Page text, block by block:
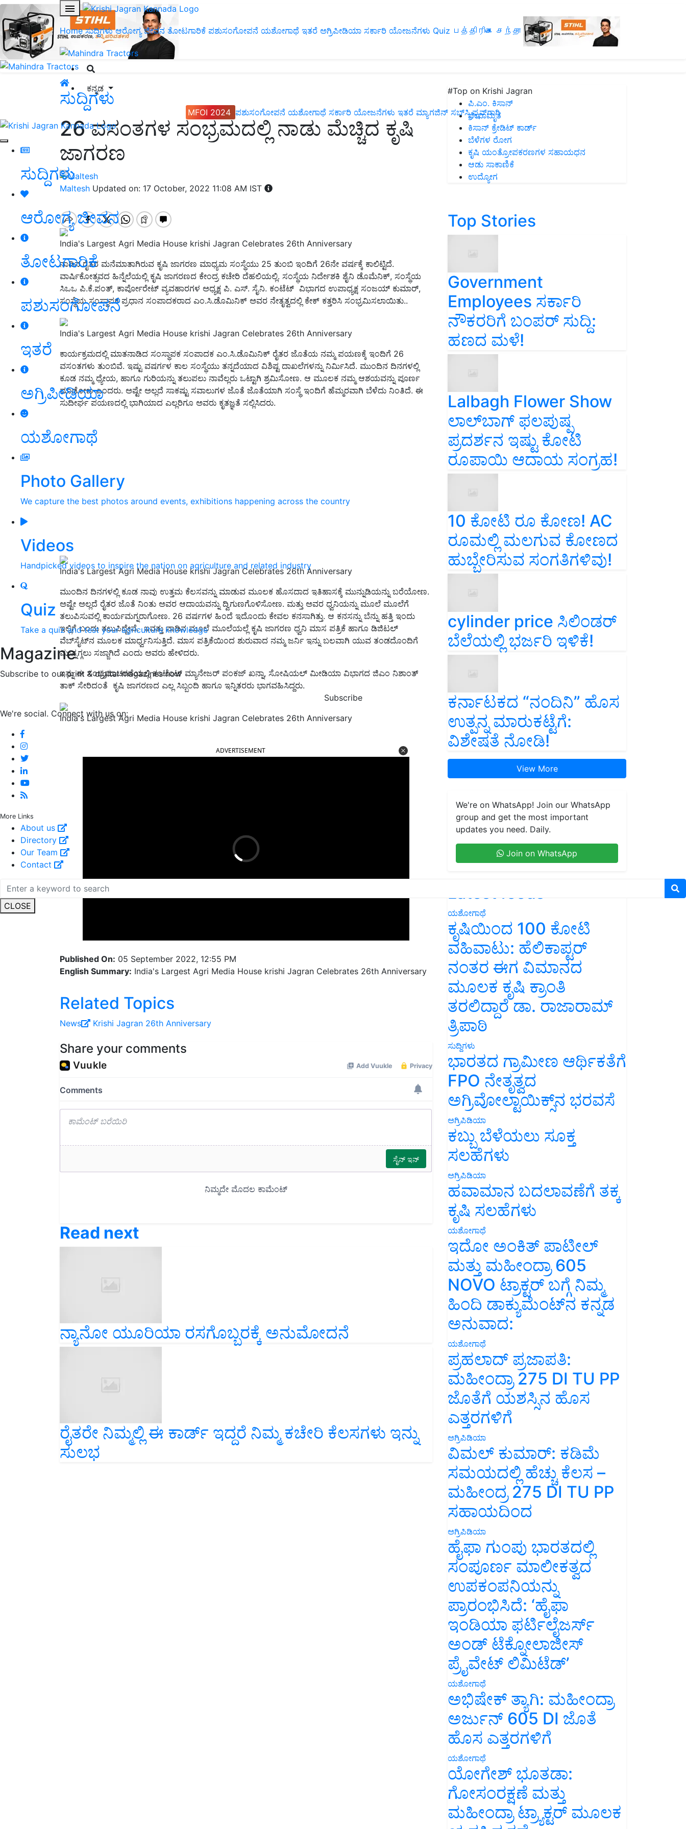
Home ಸುದ್ದಿಗಳು ಆರೋಗ್ಯ ಜೀವನ ತೋಟಗಾರಿಕೆ ಪಶುಸಂಗೋಪನೆ ಯಶೋಗಾಥೆ ಇತರೆ ಅಗ್ರಿಪೀಡಿಯಾ ಸರ್ಕಾರಿ ಯೋಜನೆಗಳು Quiz பத்திரிகை சந்தா
ಕನ್ನಡ
MFOI 2024 ಪಶುಸಂಗೋಪನೆ ಯಶೋಗಾಥೆ ಸರ್ಕಾರಿ ಯೋಜನೆಗಳು ಇತರೆ ಮ್ಯಾಗಜಿನ್‌ ಸಬ್‌ಸ್ಕ್ರಿಪ್ಷನ್‌ಗಾಗಿ
ಸುದ್ದಿಗಳು
ಆರೋಗ್ಯ ಜೀವನ
ತೋಟಗಾರಿಕೆ
ಪಶುಸಂಗೋಪನೆ
ಇತರೆ
ಅಗ್ರಿಪೀಡಿಯಾ
ಯಶೋಗಾಥೆ
Photo Gallery
We capture the best photos around events, exhibitions happening across the country
Videos
Handpicked videos to inspire the nation on agriculture and related industry
Quiz
Take a quiz and test your agriculture knowledge
Magazine
Subscribe to our print & digital magazines now
Subscribe
We're social. Connect with us on:
More Links
About us
Directory
Our Team
Contact
CLOSE
ಸುದ್ದಿಗಳು
26 ವಸಂತಗಳ ಸಂಭ್ರಮದಲ್ಲಿ ನಾಡು ಮೆಚ್ಚಿದ ಕೃಷಿ
ಜಾಗರಣ
Maltesh Updated on: 17 October, 2022 11:08 AM IST
India's Largest Agri Media House krishi Jagran Celebrates 26th Anniversary
ನಾಡಿನ ರೈತರ ಮನೆಮಾತಾಗಿರುವ ಕೃಷಿ ಜಾಗರಣ ಮಾಧ್ಯಮ ಸಂಸ್ಥೆಯು 25 ತುಂಬಿ ಇಂದಿಗೆ 26ನೇ ವರ್ಷಕ್ಕೆ ಕಾಲಿಟ್ಟಿದೆ.
ವಾರ್ಷಿಕೋತ್ಸವದ ಹಿನ್ನೆಲೆಯಲ್ಲಿ ಕೃಷಿ ಜಾಗರಣದ ಕೇಂದ್ರ ಕಚೇರಿ ದೆಹಲಿಯಲ್ಲಿ. ಸಂಸ್ಥೆಯ ನಿರ್ದೇಶಕಿ ಶೈನಿ ಡೊಮೆನಿಕ್‌, ಸಂಸ್ಥೆಯ
ಸಿಒಒ ಪಿ.ಕೆ.ಪಂತ್‌, ಕಾರ್ಪೋರೇಟ್‌ ವ್ಯವಹಾರಗಳ ಅಧ್ಯಕ್ಷ ಪಿ. ಎಸ್‌. ಸೈನಿ. ಕಂಟೆಟ್‌ ವಿಭಾಗದ ಉಪಾಧ್ಯಕ್ಷ ಸಂಜಯ್‌ ಕುಮಾರ್‌,
ಸಂಸ್ಥೆಯ ಸಂಸ್ಥಾಪಕ ಪ್ರಧಾನ ಸಂಪಾದಕರಾದ ಎಂ.ಸಿ.ಡೊಮಿನಿಕ್‌ ಅವರ ನೇತೃತ್ವದಲ್ಲಿ ಕೇಕ್ ಕತ್ತರಿಸಿ ಸಂಭ್ರಮಿಸಲಾಯಿತು..
India's Largest Agri Media House krishi Jagran Celebrates 26th Anniversary
ಕಾರ್ಯಕ್ರಮದಲ್ಲಿ ಮಾತನಾಡಿದ ಸಂಸ್ಥಾಪಕ ಸಂಪಾದಕ ಎಂ.ಸಿ.ಡೊಮಿನಿಕ್‌ ರೈತರ ಜೊತೆಯ ನಮ್ಮ ಪಯಣಕ್ಕೆ ಇಂದಿಗೆ 26
ವಸಂತಗಳು ತುಂಬಿವೆ. ಇಷ್ಟು ವಷರ್ಗಳ ಕಾಲ ಸಂಸ್ಥೆಯು ತನ್ನದೆಯಾದ ವಿಶಿಷ್ಟ ದಾಖಲೆಗಳನ್ನು ನಿರ್ಮಿಸಿದೆ. ಮುಂದಿನ ದಿನಗಳಲ್ಲಿ
ಕೂಡ ನಮ್ಮ ಧ್ಯೇಯ, ಹಾಗೂ ಗುರಿಯನ್ನು ತಲುಪಲು ನಾವೆಲ್ಲರು ಒಟ್ಟಾಗಿ ಶ್ರಮಿಸೋಣ. ಆ ಮೂಲಕ ನಮ್ಮ ಆಶಯವನ್ನು ಪೂರ್ಣ
ಮಾಡೋಣ ಎಂದರು. ಅಷ್ಟೇ ಅಲ್ಲದೆ ಸಾಕಷ್ಟು ಸವಾಲುಗಳ ಜೊತೆ ಜೊತೆಯಾಗಿ ಸಂಸ್ಥೆ ಇಂದಿಗೆ ಹೆಮ್ಮರವಾಗಿ ಬೆಳೆದು ನಿಂತಿದೆ. ಈ
ಸುದೀರ್ಘ ಪಯಣದಲ್ಲಿ ಭಾಗಿಯಾದ ಎಲ್ಲರಿಗೂ ಅವರು ಕೃತಜ್ಞತೆ ಸಲ್ಲಿಸಿದರು.
India's Largest Agri Media House krishi Jagran Celebrates 26th Anniversary
ಮುಂದಿನ ದಿನಗಳಲ್ಲಿ ಕೂಡ ನಾವು ಉತ್ತಮ ಕೆಲಸವನ್ನು ಮಾಡುವ ಮೂಲಕ ಹೊಸದಾದ ಇತಿಹಾಸಕ್ಕೆ ಮುನ್ನುಡಿಯನ್ನು ಬರೆಯೋಣ.
ಅಷ್ಟೇ ಅಲ್ಲದೆ ರೈತರ ಜೊತೆ ನಿಂತು ಅವರ ಆದಾಯವನ್ನು ದ್ವಿಗುಣಗೊಳಿಸೋಣ. ಮತ್ತು ಅವರ ಧ್ವನಿಯನ್ನು ಮೂಲೆ ಮೂಲೆಗೆ
ತಲುಪಿಸುವಲ್ಲಿ ಕಾರ್ಯಮಗ್ನರಾಗೋಣ. 26 ವರ್ಷಗಳ ಹಿಂದೆ ಇದೊಂದು ಕೇವಲ ಕನಸಾಗಿತ್ತು. ಆ ಕನಸನ್ನು ಬೆನ್ನು ಹತ್ತಿ ಇಂದು
ಇಲ್ಲಿಗೆ ಬಂದು ತಲುಪಿದ್ದೇವೆ. ಇವತ್ತು ನಾಡಿನ ಮೂಲೆ ಮೂಲೆಯಲ್ಲೆ ಕೃಷಿ ಜಾಗರಣ ಧ್ವನಿ ಮಾಸ ಪತ್ರಿಕೆ ಹಾಗೂ ಡಿಜಿಟಲ್‌
ವೆಬ್‌ಸೈಟ್‌ನ ಮೂಲಕ ಮಾರ್ಧ್ವನಿಸುತ್ತಿದೆ. ಮಾಸ ಪತ್ರಿಕೆಯಿಂದ ಶುರುವಾದ ನಮ್ಮ ಜರ್ನಿ ಇನ್ನು ಬಲವಾಗಿ ಯುವ ತಂಡದೊಂದಿಗೆ
ಮುನ್ನಗ್ಗಲು ಸಜ್ಜಾಗಿದೆ ಎಂದು ಅವರು ಹೇಳಿದರು.
ಇನ್ನು ಈ ಸಂಭ್ರಮಾಚರಣೆಯಲ್ಲಿ ಕಂಟೆಂಟ್‌ ಮ್ಯಾನೇಜರ್‌ ಪಂಕಜ್‌ ಖನ್ನಾ, ಸೋಷಿಯಲ್‌ ಮೀಡಿಯಾ ವಿಭಾಗದ ಜಿಎಂ ನಿಶಾಂತ್‌
ತಾಕ್‌ ಸೇರಿದಂತೆ ಕೃಷಿ ಜಾಗರಣದ ಎಲ್ಲ ಸಿಬ್ಬಂದಿ ಹಾಗೂ ಇನ್ನಿತರರು ಭಾಗವಹಿಸಿದ್ದರು.
India's Largest Agri Media House krishi Jagran Celebrates 26th Anniversary
English Summary:India's Largest Agri Media House krishi Jagran Celebrates 26th Anniversary
Related Topics
News Krishi Jagran 26th Anniversary
ನ್ಯಾನೋ ಯೂರಿಯಾ ರಸಗೊಬ್ಬರಕ್ಕೆ ಅನುಮೋದನೆ
ರೈತರೇ ನಿಮ್ಮಲ್ಲಿ ಈ ಕಾರ್ಡ್‌ ಇದ್ದರೆ ನಿಮ್ಮ ಕಚೇರಿ ಕೆಲಸಗಳು ಇನ್ನು
ಸುಲಭ
#Top on Krishi Jagran
ಪಿ.ಎಂ. ಕಿಸಾನ್
ಜೀವಾಮೃತ
ಕಿಸಾನ್ ಕ್ರೇಡಿಟ್ ಕಾರ್ಡ್
ಬೆಳೆಗಳ ರೋಗ
ಕೃಷಿ ಯಂತ್ರೋಪಕರಣಗಳ ಸಹಾಯಧನ
ಆಡು ಸಾಕಾಣಿಕೆ
ಉದ್ಯೋಗ
Top Stories
Government
Employees ಸರ್ಕಾರಿ
ನೌಕರರಿಗೆ ಬಂಪರ್‌ ಸುದ್ದಿ:
ಹಣದ ಮಳೆ!
Lalbagh Flower Show
ಲಾಲ್‌ಬಾಗ್ ಫಲಪುಷ್ಪ
ಪ್ರದರ್ಶನ ಇಷ್ಟು ಕೋಟಿ
ರೂಪಾಯಿ ಆದಾಯ ಸಂಗ್ರಹ!
10 ಕೋಟಿ ರೂ ಕೋಣ! AC
ರೂಮಲ್ಲಿ ಮಲಗುವ ಕೋಣದ
ಹುಬ್ಬೇರಿಸುವ ಸಂಗತಿಗಳಿವು!
cylinder price ಸಿಲಿಂಡರ್‌
ಬೆಲೆಯಲ್ಲಿ ಭರ್ಜರಿ ಇಳಿಕೆ!
ಕರ್ನಾಟಕದ “ನಂದಿನಿ” ಹೊಸ
ಉತ್ಪನ್ನ ಮಾರುಕಟ್ಟೆಗೆ:
ವಿಶೇಷತೆ ನೋಡಿ!
View More
We're on WhatsApp! Join our WhatsApp
group and get the most important
updates you need. Daily.
Join on WhatsApp
Latest feeds
ಯಶೋಗಾಥೆ
ಕೃಷಿಯಿಂದ 100 ಕೋಟಿ
ವಹಿವಾಟು: ಹೆಲಿಕಾಪ್ಟರ್
ನಂತರ ಈಗ ವಿಮಾನದ
ಮೂಲಕ ಕೃಷಿ ಕ್ರಾಂತಿ
ತರಲಿದ್ದಾರೆ ಡಾ. ರಾಜಾರಾಮ್
ತ್ರಿಪಾಠಿ
ಸುದ್ದಿಗಳು
ಭಾರತದ ಗ್ರಾಮೀಣ ಆರ್ಥಿಕತೆಗೆ
FPO ನೇತೃತ್ವದ
ಅಗ್ರಿವೋಲ್ಟಾಯಿಕ್ಸ್‌ನ ಭರವಸೆ
ಅಗ್ರಿಪಿಡಿಯಾ
ಕಬ್ಬು ಬೆಳೆಯಲು ಸೂಕ್ತ
ಸಲಹೆಗಳು
ಅಗ್ರಿಪಿಡಿಯಾ
ಹವಾಮಾನ ಬದಲಾವಣೆಗೆ ತಕ್ಕ
ಕೃಷಿ ಸಲಹೆಗಳು
ಯಶೋಗಾಥೆ
ಇದೋ ಅಂಕಿತ್ ಪಾಟೀಲ್
ಮತ್ತು ಮಹೀಂದ್ರಾ 605
NOVO ಟ್ರಾಕ್ಟರ್ ಬಗ್ಗೆ ನಿಮ್ಮ
ಹಿಂದಿ ಡಾಕ್ಯುಮೆಂಟ್‌ನ ಕನ್ನಡ
ಅನುವಾದ:
ಯಶೋಗಾಥೆ
ಪ್ರಹಲಾದ್ ಪ್ರಜಾಪತಿ:
ಮಹೀಂದ್ರಾ 275 DI TU PP
ಜೊತೆಗೆ ಯಶಸ್ಸಿನ ಹೊಸ
ಎತ್ತರಗಳಿಗೆ
ಅಗ್ರಿಪಿಡಿಯಾ
ವಿಮಲ್ ಕುಮಾರ್: ಕಡಿಮೆ
ಸಮಯದಲ್ಲಿ ಹೆಚ್ಚು ಕೆಲಸ –
ಮಹೀಂದ್ರ 275 DI TU PP
ಸಹಾಯದಿಂದ
ಅಗ್ರಿಪಿಡಿಯಾ
ಹೈಫಾ ಗುಂಪು ಭಾರತದಲ್ಲಿ
ಸಂಪೂರ್ಣ ಮಾಲೀಕತ್ವದ
ಉಪಕಂಪನಿಯನ್ನು
ಪ್ರಾರಂಭಿಸಿದೆ: ‘ಹೈಫಾ
ಇಂಡಿಯಾ ಫರ್ಟಿಲೈಜರ್ಸ್
ಅಂಡ್ ಟೆಕ್ನೋಲಾಜೀಸ್
ಪ್ರೈವೇಟ್ ಲಿಮಿಟೆಡ್’
ಯಶೋಗಾಥೆ
ಅಭಿಷೇಕ್ ತ್ಯಾಗಿ: ಮಹೀಂದ್ರಾ
ಅರ್ಜುನ್ 605 DI ಜೊತೆ
ಹೊಸ ಎತ್ತರಗಳಿಗೆ
ಯಶೋಗಾಥೆ
ಯೋಗೇಶ್ ಭೂತಡಾ:
ಗೋಸಂರಕ್ಷಣೆ ಮತ್ತು
ಮಹೀಂದ್ರಾ ಟ್ರ್ಯಾಕ್ಟರ್ ಮೂಲಕ